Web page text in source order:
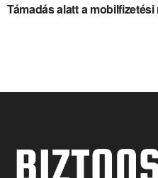
Támadás alatt a